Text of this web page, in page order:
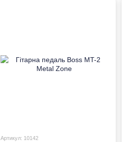
Артикул: 10142